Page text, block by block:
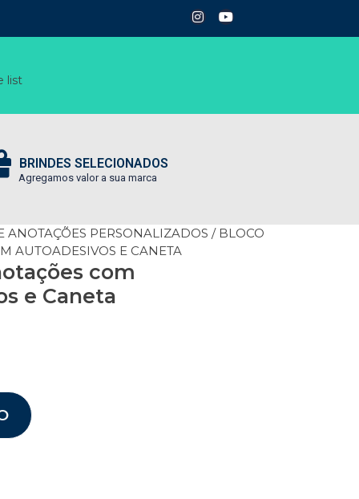
list
BRINDES SELECIONADOS
Agregamos valor a sua marca
ANOTAÇÕES PERSONALIZADOS / BLOCO
AUTOADESIVOS E CANETA
com
e Caneta